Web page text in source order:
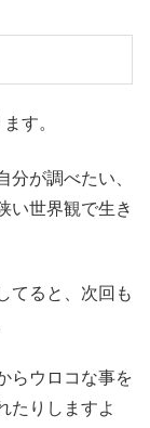
す。
が調べたい、
い世界観で生き
てると、次回も
らウロコな事を
たりしますよ